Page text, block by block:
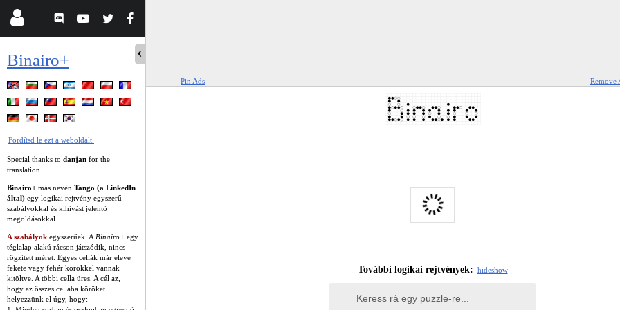
Binairo+
Fordítsd le ezt a weboldalt.
Special thanks to danjan for the
translation
Binairo+ más nevén Tango (a LinkedIn
által) egy logikai rejtvény egyszerű
szabályokkal és kihívást jelentő
megoldásokkal.
A szabályok egyszerűek. A Binairo+ egy
téglalap alakú rácson játszódik, nincs
rögzített méret. Egyes cellák már eleve
fekete vagy fehér körökkel vannak
kitöltve. A többi cella üres. A cél az,
hogy az összes cellába köröket
helyezzünk el úgy, hogy:
Pin Ads Remove
További logikai rejtvények: hideshow